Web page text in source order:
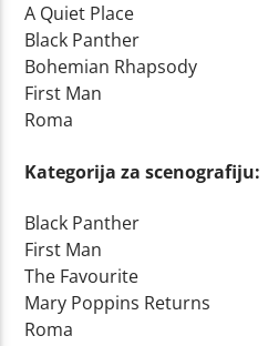
A Quiet Place
Black Panther
Bohemian Rhapsody
First Man
Roma
Kategorija za scenografiju:
Black Panther
First Man
The Favourite
Mary Poppins Returns
Roma